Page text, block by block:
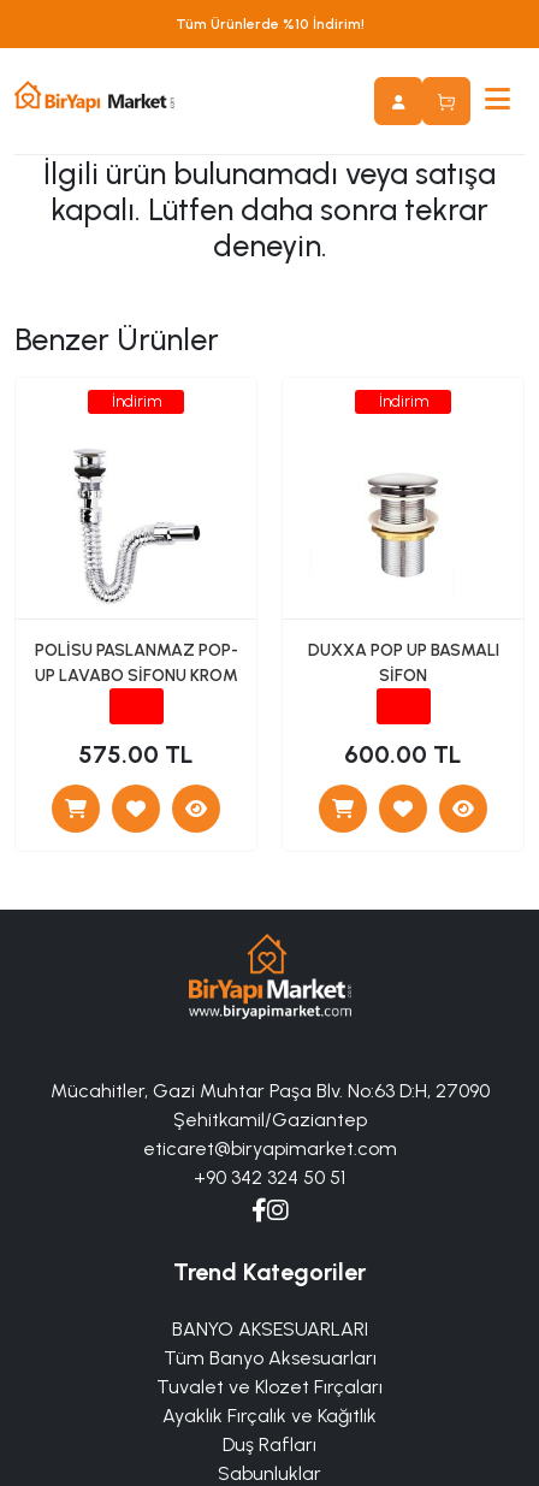
Tüm Ürünlerde %10 İndirim!
İlgili ürün bulunamadı veya satışa
kapalı. Lütfen daha sonra tekrar
deneyin.
Benzer Ürünler
İndirim
POLİSU PASLANMAZ POP-
UP LAVABO SİFONU KROM
575.00 TL
İndirim
DUXXA POP UP BASMALI
SİFON
600.00 TL
Mücahitler, Gazi Muhtar Paşa Blv. No:63 D:H, 27090
Şehitkamil/Gaziantep
eticaret@biryapimarket.com
+90 342 324 50 51
Trend Kategoriler
BANYO AKSESUARLARI
Tüm Banyo Aksesuarları
Tuvalet ve Klozet Fırçaları
Ayaklık Fırçalık ve Kağıtlık
Duş Rafları
Sabunluklar